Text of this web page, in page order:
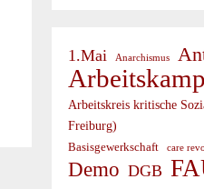
1.Mai Anarchismus
Arbeitskreis kritische
Freiburg)
Basisgewerkschaft care
Demo DGB